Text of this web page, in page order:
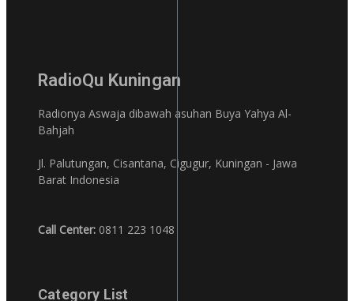
RadioQu Kuningan
Radionya Aswaja dibawah asuhan Buya Yahya Al-
Bahjah
Jl. Palutungan, Cisantana, Cigugur, Kuningan - Jawa
Barat Indonesia
Call Center: 0811 223 1048
Category List